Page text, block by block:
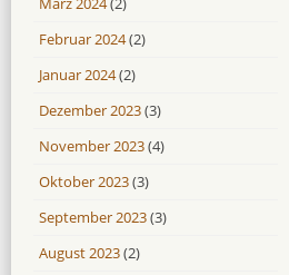
Februar 2024(2)
Januar 2024(2)
Dezember 2023(3)
November 2023(4)
Oktober 2023(3)
September 2023(3)
August 2023(2)